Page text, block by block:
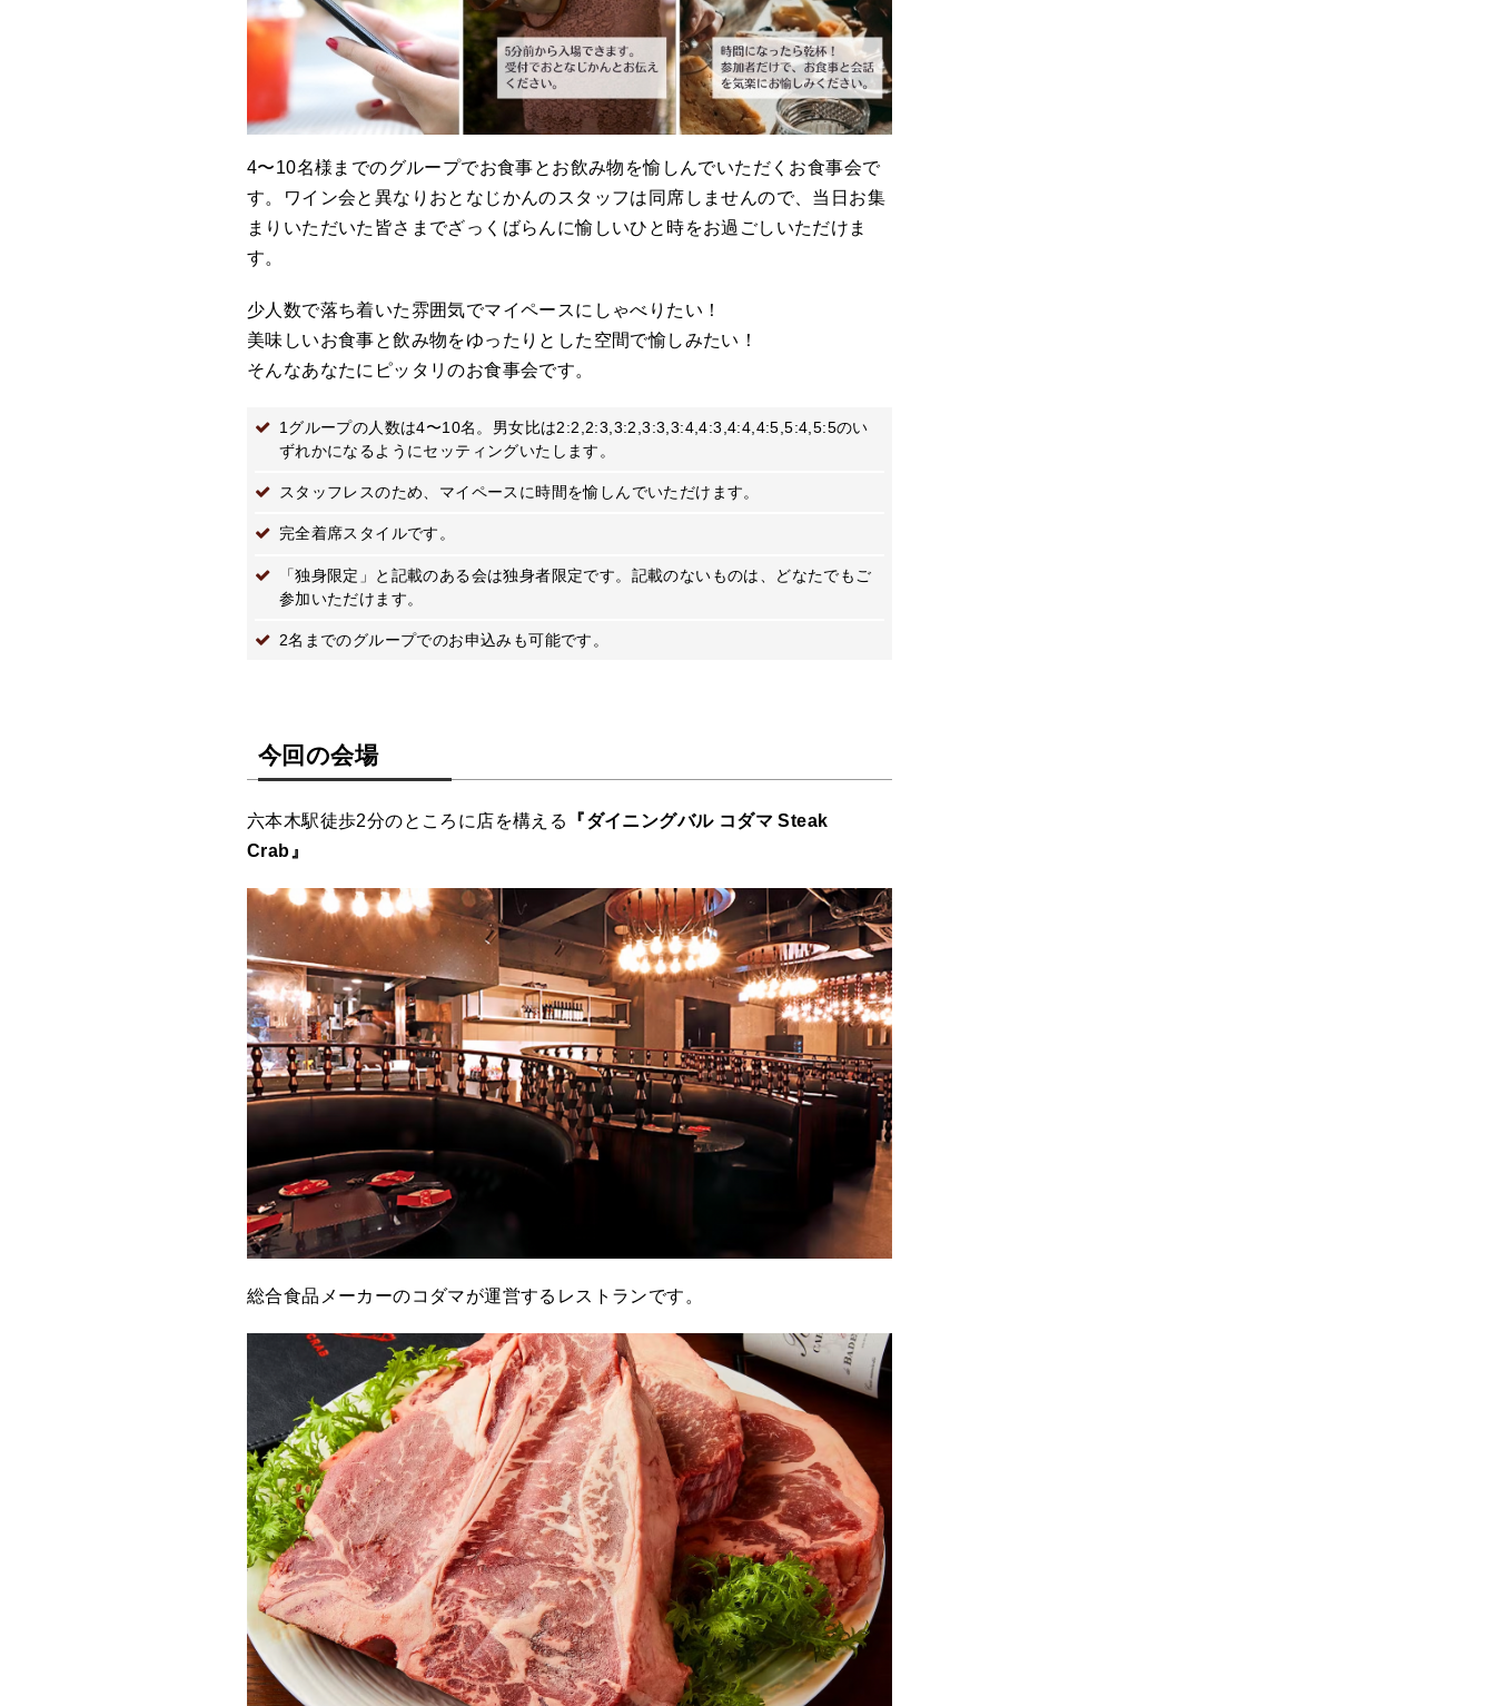
4〜10名様までのグループでお食事とお飲み物を愉しんでいただくお食事会で
す。ワイン会と異なりおとなじかんのスタッフは同席しませんので、当日お集
まりいただいた皆さまでざっくばらんに愉しいひと時をお過ごしいただけま
す。
少人数で落ち着いた雰囲気でマイペースにしゃべりたい！
美味しいお食事と飲み物をゆったりとした空間で愉しみたい！
そんなあなたにピッタリのお食事会です。
1グループの人数は4〜10名。男女比は2:2,2:3,3:2,3:3,3:4,4:3,4:4,4:5,5:4,5:5のい
ずれかになるようにセッティングいたします。
スタッフレスのため、マイペースに時間を愉しんでいただけます。
完全着席スタイルです。
「独身限定」と記載のある会は独身者限定です。記載のないものは、どなたでもご
参加いただけます。
2名までのグループでのお申込みも可能です。
今回の会場
六本木駅徒歩2分のところに店を構える
『ダイニングバル コダマ Steak
Crab』
総合食品メーカーのコダマが運営するレストランです。